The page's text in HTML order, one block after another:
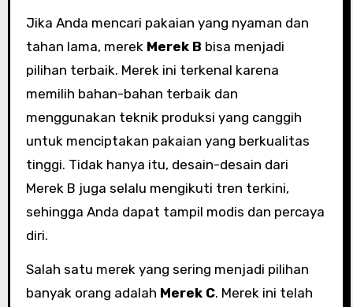
Jika Anda mencari pakaian yang nyaman dan
tahan lama, merek Merek B bisa menjadi
pilihan terbaik. Merek ini terkenal karena
memilih bahan-bahan terbaik dan
menggunakan teknik produksi yang canggih
untuk menciptakan pakaian yang berkualitas
tinggi. Tidak hanya itu, desain-desain dari
Merek B juga selalu mengikuti tren terkini,
sehingga Anda dapat tampil modis dan percaya
diri.
Salah satu merek yang sering menjadi pilihan
banyak orang adalah Merek C. Merek ini telah